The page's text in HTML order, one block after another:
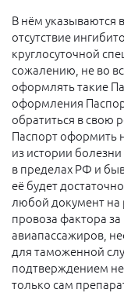
В нём указываются
отсутствие
круглосуточной
сожалению, не во
оформлять такие
оформления
обратиться в свою
Паспорт оформить
из истории
в пределах РФ и
её будет
любой документ на
провоза фактора
авиапассажиров,
для таможенной
подтверждением
только сам